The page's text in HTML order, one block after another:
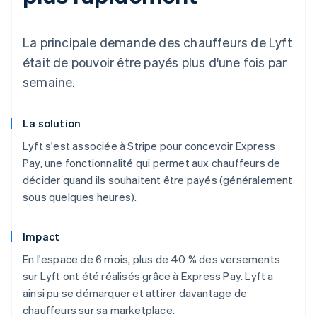
La principale demande des chauffeurs de Lyft
était de pouvoir être payés plus d'une fois par
semaine.
La solution
Lyft s'est associée à Stripe pour concevoir Express
Pay, une fonctionnalité qui permet aux chauffeurs de
décider quand ils souhaitent être payés (généralement
sous quelques heures).
Impact
En l'espace de 6 mois, plus de 40 % des versements
sur Lyft ont été réalisés grâce à Express Pay. Lyft a
ainsi pu se démarquer et attirer davantage de
chauffeurs sur sa marketplace.